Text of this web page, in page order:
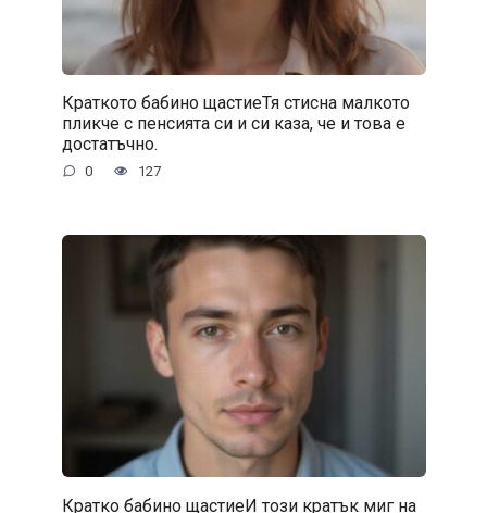
Краткото бабино щастиеТя стисна малкото
пликче с пенсията си и си каза, че и това е
достатъчно.
0 127
Кратко бабино щастиеИ този кратък миг на